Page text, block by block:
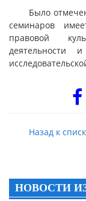
Было
семинаров
правовой
деятельности
Назад к
НОВОСТИ ИЗ